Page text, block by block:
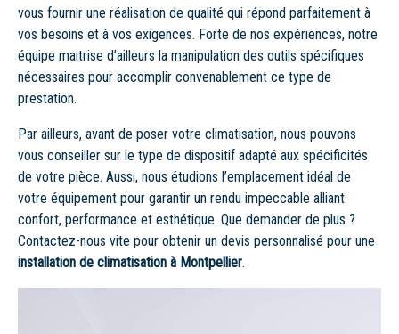
vous fournir une réalisation de qualité qui répond parfaitement à
vos besoins et à vos exigences. Forte de nos expériences, notre
équipe maitrise d’ailleurs la manipulation des outils spécifiques
nécessaires pour accomplir convenablement ce type de
prestation.
Par ailleurs, avant de poser votre climatisation, nous pouvons
vous conseiller sur le type de dispositif adapté aux spécificités
de votre pièce. Aussi, nous étudions l’emplacement idéal de
votre équipement pour garantir un rendu impeccable alliant
confort, performance et esthétique. Que demander de plus ?
Contactez-nous vite pour obtenir un devis personnalisé pour une
installation de climatisation à Montpellier.